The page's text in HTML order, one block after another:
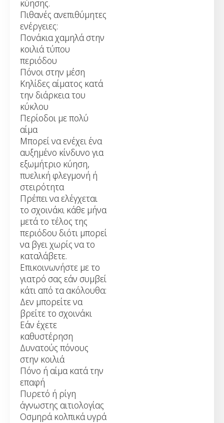
κύησης.
Πιθανές ανεπιθύμητες
ενέργειες:
Πονάκια χαμηλά στην
κοιλιά τύπου
περιόδου
Πόνοι στην μέση
Κηλίδες αίματος κατά
την διάρκεια του
κύκλου
Περίοδοι με πολύ
αίμα
Μπορεί να ενέχει ένα
αυξημένο κίνδυνο για
εξωμήτριο κύηση,
πυελική φλεγμονή ή
στειρότητα
Πρέπει να ελέγχεται
το σχοινάκι κάθε μήνα
μετά το τέλος της
περιόδου διότι μπορεί
να βγει χωρίς να το
καταλάβετε.
Eπικοινωνήστε με το
γιατρό σας εάν συμβεί
κάτι από τα ακόλουθα:
Δεν μπορείτε να
βρείτε το σχοινάκι
Εάν έχετε
καθυστέρηση
Δυνατούς πόνους
στην κοιλιά
Πόνο ή αίμα κατά την
επαφή
Πυρετό ή ρίγη
άγνωστης αιτιολογίας
Οσμηρά κολπικά υγρά